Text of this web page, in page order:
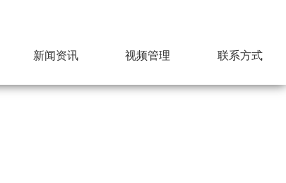
新闻资讯 视频管理
联系方式
招贤纳才